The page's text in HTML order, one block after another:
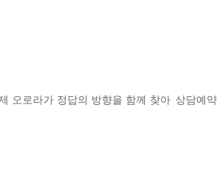
상담예약
오로라가 정답의 방향을 함께 찾아